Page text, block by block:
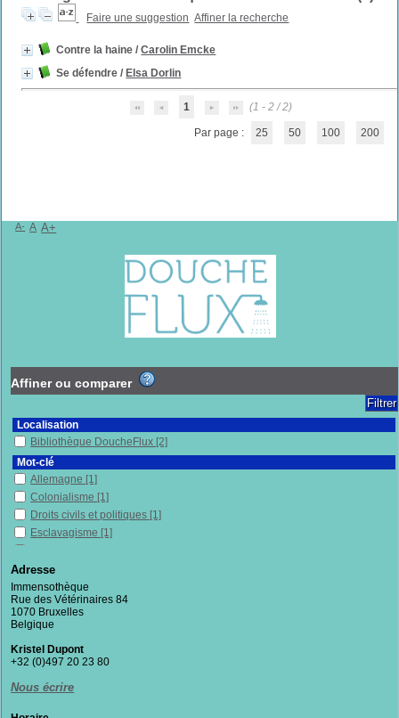
Faire une suggestion Affiner la recherche
Contre la haine /Carolin Emcke
Se défendre / Elsa Dorlin
1 (1 - 2 / 2)
Par page : 25 50 100 200
A- A A+
Affiner ou comparer
Localisation
Bibliothèque DoucheFlux [2]
Mot-clé
Allemagne [1]
Colonialisme [1]
Droits civils et politiques [1]
Esclavagisme [1]
Forces de l'ordre
Minorités[1]
Misanthropie[1]
Philosophie
Résistance politique
Transphobie
Section
Adresse
Immensothèque
Rue des Vétérinaires 84
1070 Bruxelles
Belgique
Kristel Dupont
+32 (0)497 20 23 80
Nous écrire